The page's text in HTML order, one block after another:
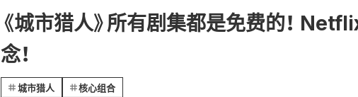
《城市猎人》所有剧集都是免费的！
念！
城市猎人 核心组合